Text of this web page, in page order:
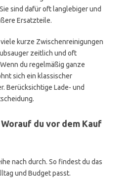
sind dafür oft langlebiger und
Ersatzteile.
kurze Zwischenreinigungen
zeitlich und oft
du regelmäßig ganze
sich ein klassischer
Berücksichtige Lade- und
du vor dem Kauf
nach durch. So findest du das
und Budget passt.